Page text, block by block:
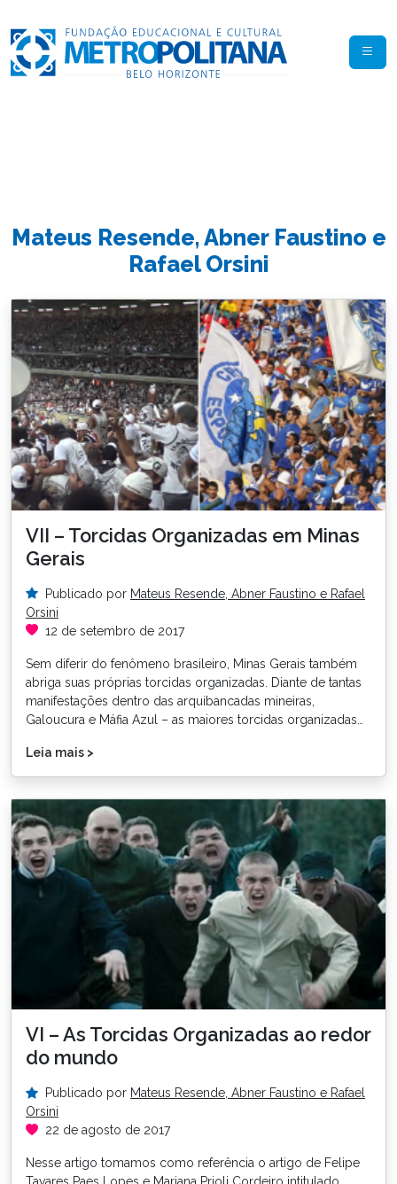
Mateus Resende, Abner Faustino e
Rafael Orsini
VII – Torcidas Organizadas em Minas
Gerais
Publicado por Mateus Resende, Abner Faustino e Rafael
Orsini
12 de setembro de 2017
Sem diferir do fenômeno brasileiro, Minas Gerais também
abriga suas próprias torcidas organizadas. Diante de tantas
manifestações dentro das arquibancadas mineiras,
Galoucura e Máfia Azul – as maiores torcidas organizadas…
Leia mais >
VI – As Torcidas Organizadas ao redor
do mundo
Publicado por Mateus Resende, Abner Faustino e Rafael
Orsini
22 de agosto de 2017
Nesse artigo tomamos como referência o artigo de Felipe